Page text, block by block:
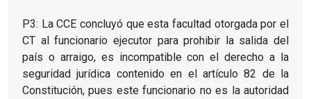
P3: La CCE concluyó que esta facultad otorgada por el
CT al funcionario ejecutor para prohibir la salida del
país o arraigo, es incompatible con el derecho a la
seguridad jurídica contenido en el artículo 82 de la
Constitución, pues este funcionario no es la autoridad